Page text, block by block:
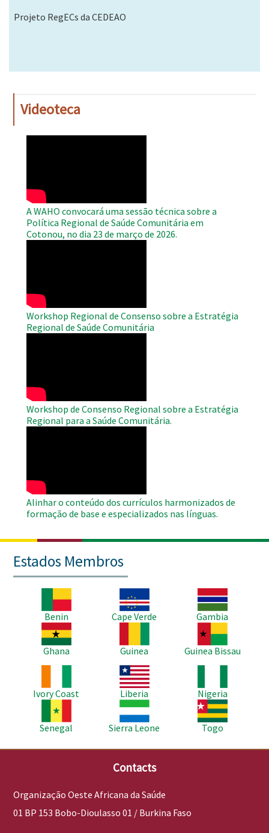
Projeto RegECs da CEDEAO
Videoteca
A WAHO convocará uma sessão técnica sobre a
Política Regional de Saúde Comunitária em
Cotonou, no dia 23 de março de 2026.
Workshop Regional de Consenso sobre a Estratégia
Regional de Saúde Comunitária
Workshop de Consenso Regional sobre a Estratégia
Regional para a Saúde Comunitária.
Alinhar o conteúdo dos currículos harmonizados de
formação de base e especializados nas línguas.
Estados Membros
Benin
Imagem
Cape Verde
Imagem
Gambia
Imagem
Ghana
Guinea
Imagem
Guinea Bissau
Ivory Coast
Imagem
Liberia
Nigeria
Imagem
Senegal
Imagem
Sierra Leone
Imagem
Togo
Contacts
Organização Oeste Africana da Saúde
01 BP 153 Bobo-Dioulasso 01 / Burkina Faso